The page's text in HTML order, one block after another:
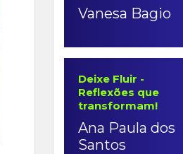
Vanesa Bagio
Deixe Fluir -
Reflexões que
transformam!
Ana Paula dos
Santos